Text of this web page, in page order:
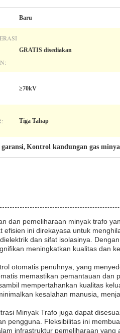
Baru
GRATIS disediakan
≥70kV
Tiga Tahap
, Kontrol kandungan gas
dan pemeliharaan minyak trafo
ini direkayasa untuk
dan sifat isolasinya.
meningkatkan kualitas dan
otomatis penuhnya, yang
memastikan pemantauan dan
mempertahankan kualitas
kesalahan manusia,
Minyak Trafo juga dapat
pengguna. Fleksibilitas ini
infrastruktur pemeliharaan yang